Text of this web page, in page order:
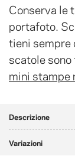
Conserva le
portafoto.
tieni sempre
scatole
mini stampe
Descrizione
Variazioni